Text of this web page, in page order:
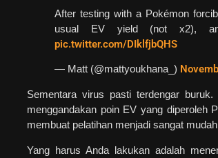
After testing with a Pokémon
usual EV yield (not x2),
pic.twitter.com/DIklfjbQHS
— Matt (@mattyoukhana_)
Sementara virus pasti terdengar
menggandakan poin EV yang diperoleh
membuat pelatihan menjadi sangat
Yang harus Anda lakukan adalah